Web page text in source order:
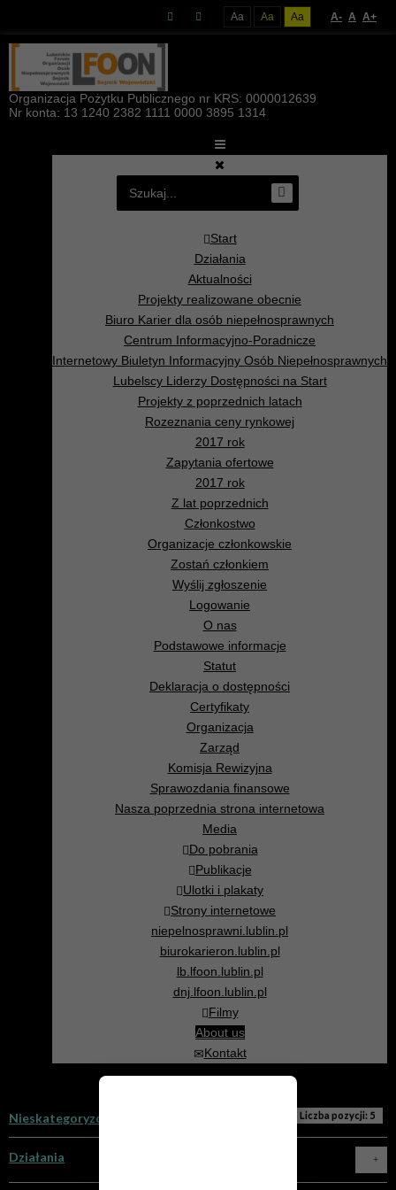
Aa Aa Aa A- A A+
Organizacja Pożytku Publicznego nr KRS: 0000012639
Nr konta: 13 1240 2382 1111 0000 3895 1314
Start
Działania
Aktualności
Projekty realizowane obecnie
Biuro Karier dla osób niepełnosprawnych
Centrum Informacyjno-Poradnicze
Internetowy Biuletyn Informacyjny Osób Niepełnosprawnych
Lubelscy Liderzy Dostępności na Start
Projekty z poprzednich latach
Rozeznania ceny rynkowej
2017 rok
Zapytania ofertowe
2017 rok
Z lat poprzednich
Członkostwo
Organizacje członkowskie
Zostań członkiem
Wyślij zgłoszenie
Logowanie
O nas
Podstawowe informacje
Statut
Deklaracja o dostępności
Certyfikaty
Organizacja
Zarząd
Komisja Rewizyjna
Sprawozdania finansowe
Nasza poprzednia strona internetowa
Media
Do pobrania
Publikacje
Ulotki i plakaty
Strony internetowe
niepelnosprawni.lublin.pl
biurokarieron.lublin.pl
lb.lfoon.lublin.pl
dnj.lfoon.lublin.pl
Filmy
About us
Kontakt
Nieskategoryzowane Liczba pozycji: 5
Działania